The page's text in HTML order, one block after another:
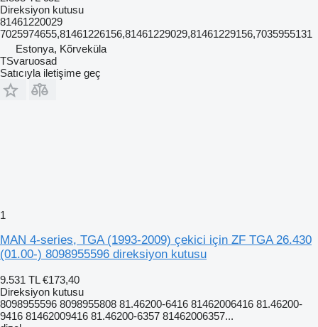
Direksiyon kutusu
81461220029
7025974655,81461226156,81461229029,81461229156,7035955131
Estonya, Kõrveküla
TSvaruosad
Satıcıyla iletişime geç
1
MAN 4-series, TGA (1993-2009) çekici için ZF TGA 26.430
(01.00-) 8098955596 direksiyon kutusu
9.531 TL €173,40
Direksiyon kutusu
8098955596 8098955808 81.46200-6416 81462006416 81.46200-
9416 81462009416 81.46200-6357 81462006357...